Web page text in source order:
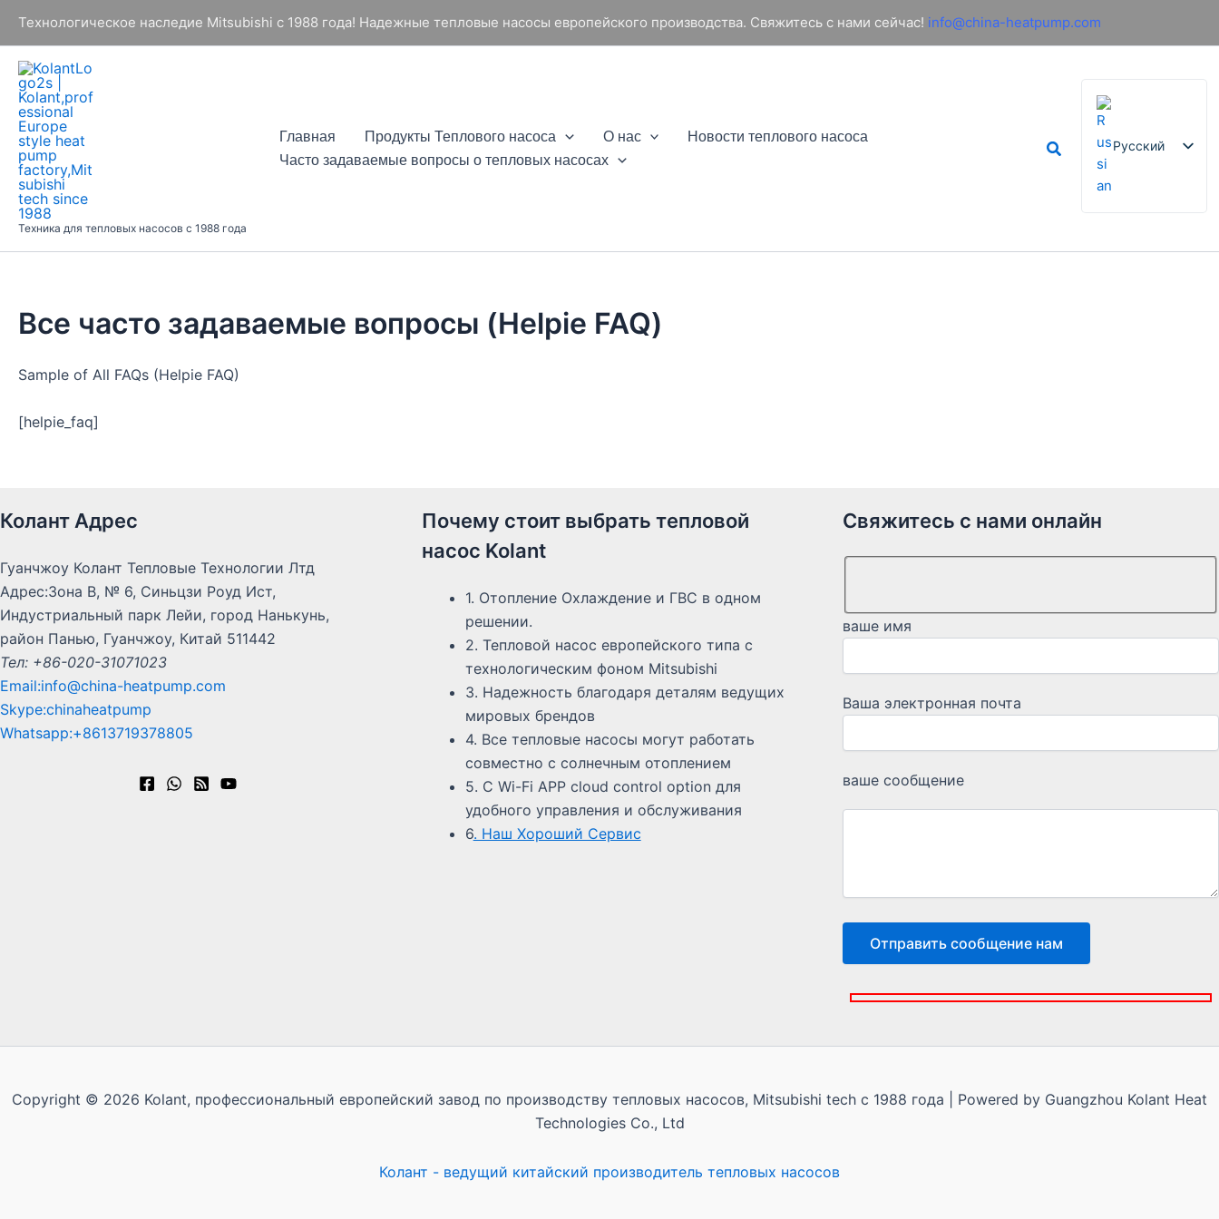
содержимому
Технологическое наследие Mitsubishi с 1988 года! Надежные тепловые насосы европейского производства. Свяжитесь с нами сейчас! info@china-heatpump.com
Техника для тепловых насосов с 1988 года
Главная Продукты Теплового насоса О нас
Новости теплового насоса
Часто задаваемые вопросы о тепловых насосах
Поиск Русский
English
Все часто задаваемые вопросы (Helpie FAQ)
Sample of All FAQs (Helpie FAQ)
[helpie_faq]
Колант Адрес
Гуанчжоу Колант Тепловые Технологии Лтд
Адрес:Зона B, № 6, Синьцзи Роуд Ист,
Индустриальный парк Лейи, город Нанькунь,
район Панью, Гуанчжоу, Китай 511442
Тел: +86-020-31071023
Email:info@china-heatpump.com
Skype:chinaheatpump
Whatsapp:+8613719378805
Почему стоит выбрать тепловой
насос Kolant
1. Отопление Охлаждение и ГВС в одном
решении.
2. Тепловой насос европейского типа с
технологическим фоном Mitsubishi
3. Надежность благодаря деталям ведущих
мировых брендов
4. Все тепловые насосы могут работать
совместно с солнечным отоплением
5. С Wi-Fi APP cloud control option для
удобного управления и обслуживания
6. Наш Хороший Сервис
Свяжитесь с нами онлайн
ваше имя
Ваша электронная почта
ваше сообщение
Copyright © 2026 Kolant, профессиональный европейский завод по производству тепловых насосов, Mitsubishi tech с 1988 года | Powered by Guangzhou Kolant Heat
Technologies Co., Ltd
Колант - ведущий китайский производитель тепловых насосов